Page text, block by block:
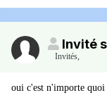
Invité
Invités,
oui c'est n'importe